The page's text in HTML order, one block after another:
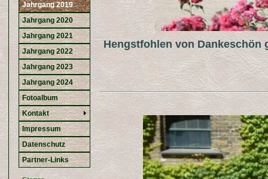
Jahrgang 2019
Jahrgang 2020
Jahrgang 2021
Jahrgang 2022
Jahrgang 2023
Jahrgang 2024
Fotoalbum
Kontakt
Impressum
Datenschutz
Partner-Links
Hengstfohlen von Dankeschön